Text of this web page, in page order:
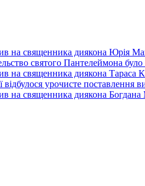
на священника диякона Юрія
святого Пантелеймона
на священника диякона Тараса
відбулося урочисте поставлення
на священника диякона